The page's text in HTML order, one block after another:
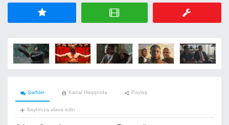
Şərhlər Kanal Haqqında Paylaş
Saytınıza əlavə edin